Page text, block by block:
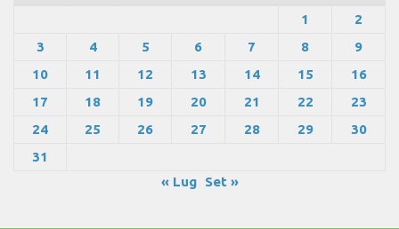
1
2
3
4 5 6 7 8
9
10
11 12 13 14 15
16
17
18 19 20 21 22
23
24
25 26 27 28 29
30
31
« Lug
Set »